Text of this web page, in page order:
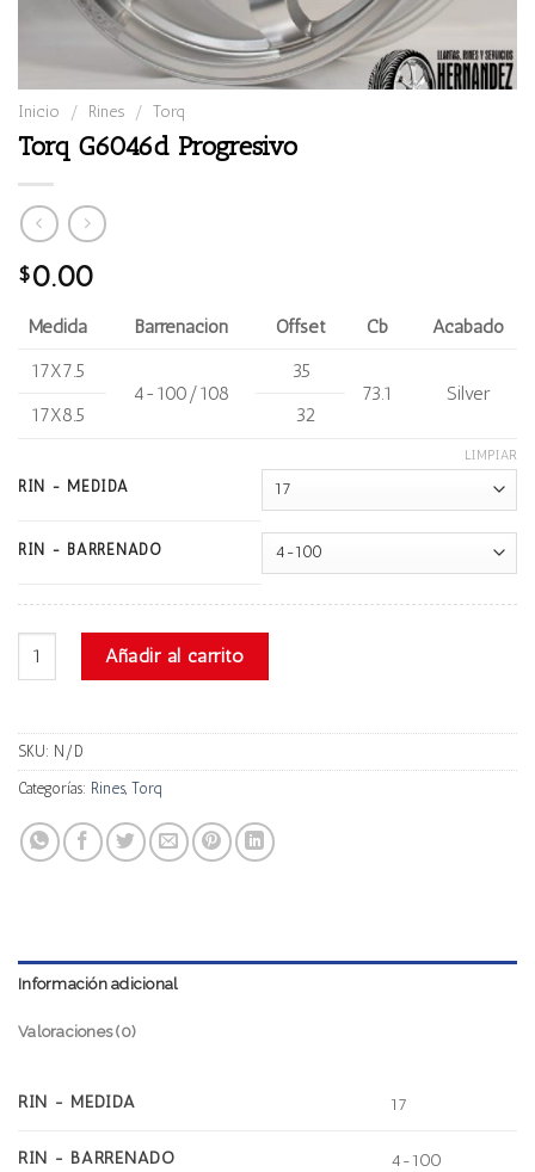
Inicio / Rines / Torq
Torq G6046d Progresivo
$0.00
Medida Barrenación Offset Cb
Acabado
17X7.5
4-100/108
35
73.1
Silver
17X8.5
32
RIN - MEDIDA
RIN - BARRENADO
LIMPIAR
Torq G6046d Progresivo cantidad
Añadir al carrito
SKU: N/D
Categorías: Rines, Torq
Información adicional
Valoraciones (0)
RIN - MEDIDA 17
RIN - BARRENADO 4-100